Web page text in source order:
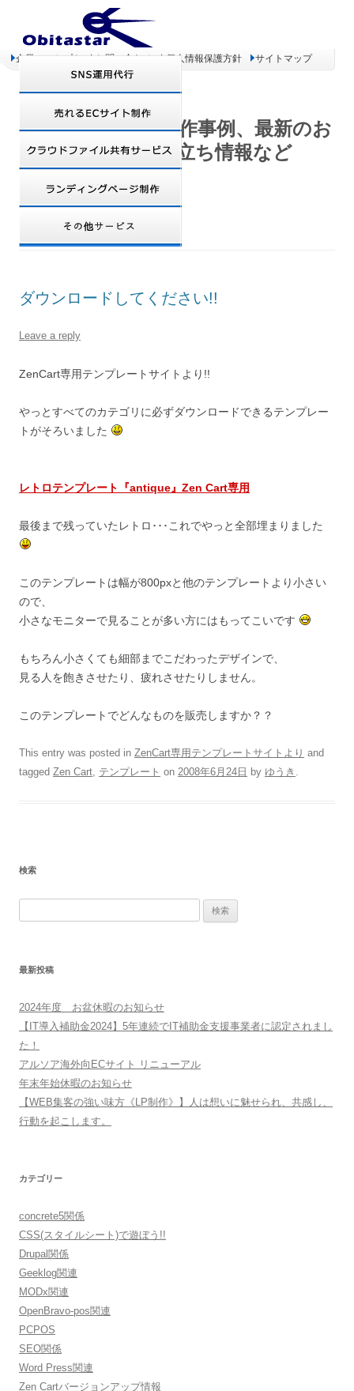
企業コンセプト お問い合わせ 個人情報保護方針 サイトマップ
オビタスター 制作事例、最新のお
得情報、お役立ち情報など
DAILY ARCHIVES:2008年6月24日
ダウンロードしてください!!
Leave a reply
ZenCart専用テンプレートサイトより!!
やっとすべてのカテゴリに必ずダウンロードできるテンプレー
トがそろいました
レトロテンプレート『antique』Zen Cart専用
最後まで残っていたレトロ･･･これでやっと全部埋まりました
このテンプレートは幅が800pxと他のテンプレートより小さい
ので、
小さなモニターで見ることが多い方にはもってこいです
もちろん小さくても細部までこだわったデザインで、
見る人を飽きさせたり、疲れさせたりしません。
このテンプレートでどんなものを販売しますか？？
This entry was posted in ZenCart専用テンプレートサイトより and
tagged Zen Cart, テンプレート on 2008年6月24日 by ゆうき .
検索
最新投稿
2024年度 お盆休暇のお知らせ
【IT導入補助金2024】5年連続でIT補助金支援事業者に認定されまし
た！
アルソア海外向ECサイト リニューアル
年末年始休暇のお知らせ
【WEB集客の強い味方《LP制作》】人は想いに魅せられ、共感し、
行動を起こします。
カテゴリー
concrete5関係
CSS(スタイルシート)で遊ぼう!!
Drupal関係
Geeklog関連
MODx関連
OpenBravo-pos関連
PCPOS
SEO関係
Word Press関連
Zen Cartバージョンアップ情報